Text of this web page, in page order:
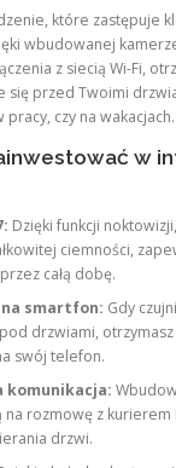
które zastępuje
wbudowanej
z siecią Wi-Fi,
się przed Twoimi
czy na wakacjach.
w
Dzięki funkcji
ciemności,
całą dobę.
smartfon: Gdy
drzwiami,
swój telefon.
komunikacja:
na rozmowę z
drzwi.